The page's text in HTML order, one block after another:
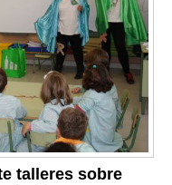
talleres sobre